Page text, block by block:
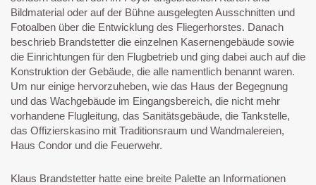
Bildmaterial oder auf der Bühne ausgelegten Ausschnitten und
Fotoalben über die Entwicklung des Fliegerhorstes. Danach
beschrieb Brandstetter die einzelnen Kasernengebäude sowie
die Einrichtungen für den Flugbetrieb und ging dabei auch auf die
Konstruktion der Gebäude, die alle namentlich benannt waren.
Um nur einige hervorzuheben, wie das Haus der Begegnung
und das Wachgebäude im Eingangsbereich, die nicht mehr
vorhandene Flugleitung, das Sanitätsgebäude, die Tankstelle,
das Offizierskasino mit Traditionsraum und Wandmalereien,
Haus Condor und die Feuerwehr.
Klaus Brandstetter hatte eine breite Palette an Informationen